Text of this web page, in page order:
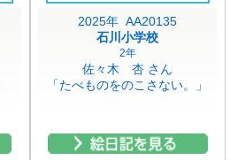
2025年 AA20135
石川小学校
2年
佐々木 杏 さん
「たべものをのこさない。」